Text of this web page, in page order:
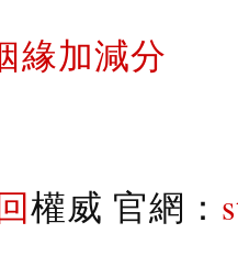
緣加減分
權威 官網：